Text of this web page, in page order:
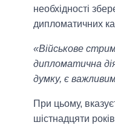
необхідності
дипломатичних
«Військове
дипломатична
думку, є
При цьому,
шістнадцяти